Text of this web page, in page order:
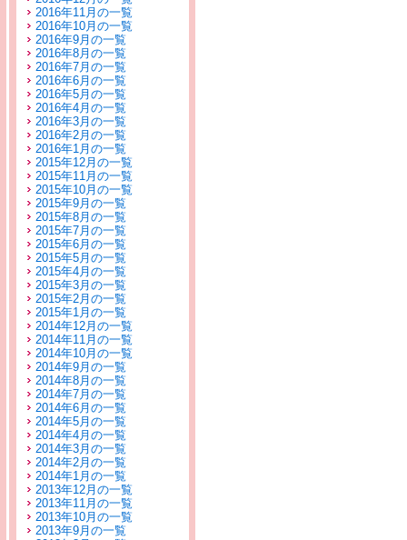
2016年11月の一覧
2016年10月の一覧
2016年9月の一覧
2016年8月の一覧
2016年7月の一覧
2016年6月の一覧
2016年5月の一覧
2016年4月の一覧
2016年3月の一覧
2016年2月の一覧
2016年1月の一覧
2015年12月の一覧
2015年11月の一覧
2015年10月の一覧
2015年9月の一覧
2015年8月の一覧
2015年7月の一覧
2015年6月の一覧
2015年5月の一覧
2015年4月の一覧
2015年3月の一覧
2015年2月の一覧
2015年1月の一覧
2014年12月の一覧
2014年11月の一覧
2014年10月の一覧
2014年9月の一覧
2014年8月の一覧
2014年7月の一覧
2014年6月の一覧
2014年5月の一覧
2014年4月の一覧
2014年3月の一覧
2014年2月の一覧
2014年1月の一覧
2013年12月の一覧
2013年11月の一覧
2013年10月の一覧
2013年9月の一覧